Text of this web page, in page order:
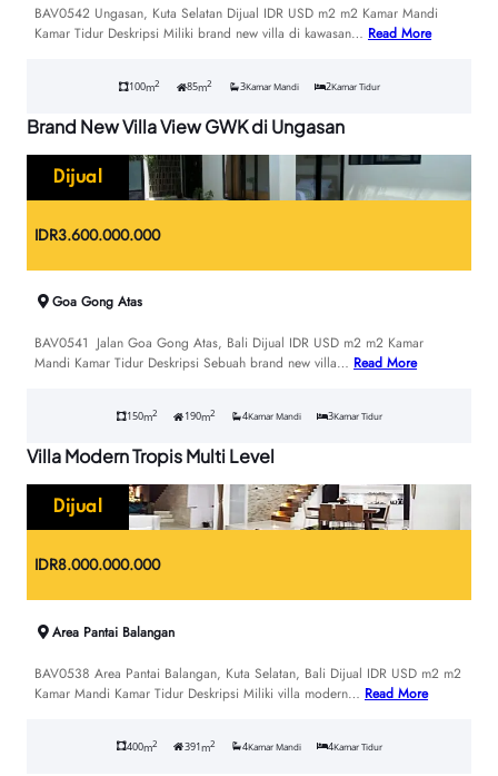
BAV0542 Ungasan, Kuta Selatan Dijual IDR USD m2 m2 Kamar Mandi
Kamar Tidur Deskripsi Miliki brand new villa di kawasan… Read More
100m2 85m2 3Kamar Mandi 2Kamar Tidur
Brand New Villa View GWK di Ungasan
Dijual
IDR3.600.000.000
Goa Gong Atas
BAV0541 Jalan Goa Gong Atas, Bali Dijual IDR USD m2 m2 Kamar
Mandi Kamar Tidur Deskripsi Sebuah brand new villa… Read More
150m2 190m2 4Kamar Mandi 3Kamar Tidur
Villa Modern Tropis Multi Level
Dijual
IDR8.000.000.000
Area Pantai Balangan
BAV0538 Area Pantai Balangan, Kuta Selatan, Bali Dijual IDR USD m2 m2
Kamar Mandi Kamar Tidur Deskripsi Miliki villa modern… Read More
400m2 391m2 4Kamar Mandi 4Kamar Tidur